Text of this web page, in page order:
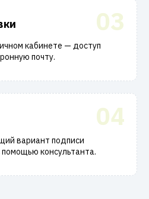
03
кабинете — доступ
почту.
04
вариант подписи
консультанта.